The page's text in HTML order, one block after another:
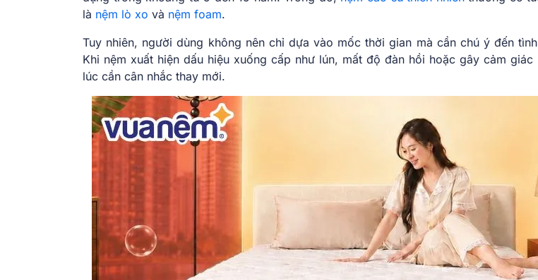
là nệm lò xo và nệm foam.
Tuy nhiên, người dùng không nên chỉ dựa vào mốc thời gian mà cần chú ý đến
Khi nệm xuất hiện dấu hiệu xuống cấp như lún, mất độ đàn hồi hoặc gây cảm
lúc cần cân nhắc thay mới.